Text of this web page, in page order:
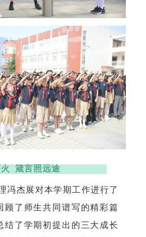
箴言照远途
冯杰展对本学期工作进行了
顾了师生共同谱写的精彩篇
结了学期初提出的三大成长